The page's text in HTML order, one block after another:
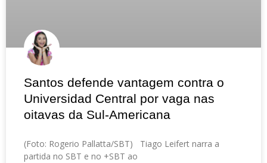
Santos defende vantagem contra o
Universidad Central por vaga nas
oitavas da Sul-Americana
(Foto: Rogerio Pallatta/SBT) Tiago Leifert narra a
partida no SBT e no +SBT ao